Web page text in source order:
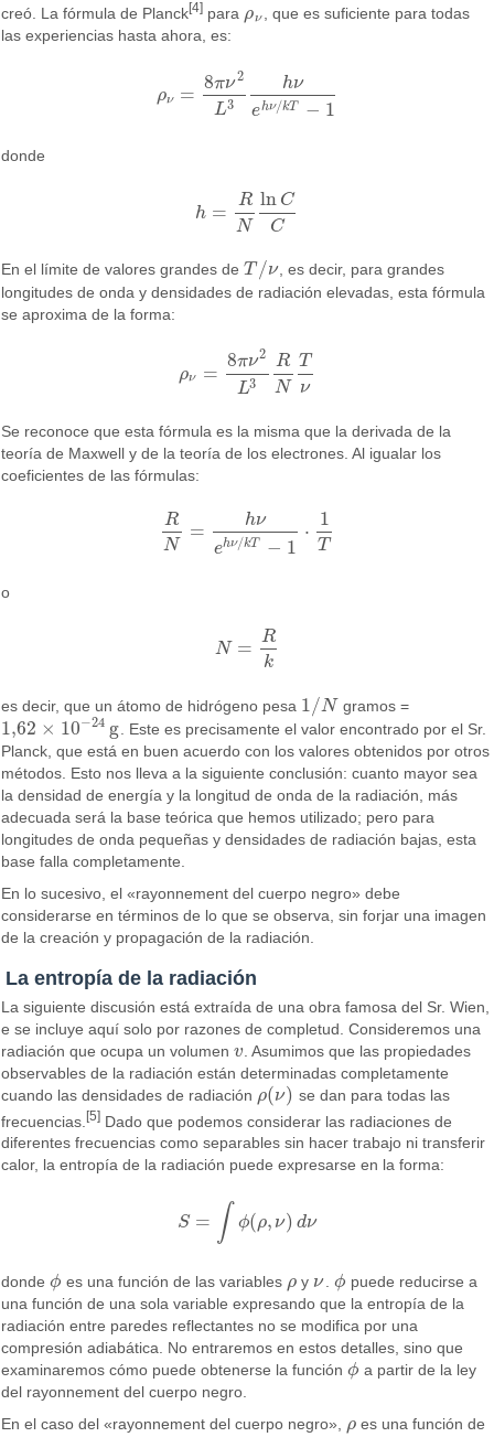
creó. La fórmula de Planck[4] para ρν
ρν , que es suficiente para todas
las experiencias hasta ahora, es:
ρν =
8πν2
L3
hν
ehν/kT − 1
ρ ν=8 πν2L3hνehν/kT−1
donde
h =
R
N
ln C
C
h= RNlnCC
En el límite de valores grandes deT/ν
T/ν
, es decir, para grandes
longitudes de onda y densidades de radiación elevadas, esta fórmula
se aproxima de la forma:
ρν =
8πν2
L3
R
N
T
ν
ρ =8 πν2L3RNTν
Se reconoce que esta fórmula es la misma que la derivada de la
teoría de Maxwell y de la teoría de los electrones. Al igualar los
coeficientes de las fórmulas:
R
N
=
hν
ehν/kT − 1
⋅
1
T
R N= hνehν/kT−1⋅1 T
o
N =
R
k
N=R k
es decir, que un átomo de hidrógeno pesa 1/N
1/N gramos =
1,62 × 10−24 g
1,62× 10 −24 g
. Este es precisamente el valor encontrado por el Sr.
Planck, que está en buen acuerdo con los valores obtenidos por otros
métodos. Esto nos lleva a la siguiente conclusión: cuanto mayor sea
la densidad de energía y la longitud de onda de la radiación, más
adecuada será la base teórica que hemos utilizado; pero para
longitudes de onda pequeñas y densidades de radiación bajas, esta
base falla completamente.
En lo sucesivo, el «rayonnement del cuerpo negro» debe
considerarse en términos de lo que se observa, sin forjar una imagen
de la creación y propagación de la radiación.
La entropía de la radiación
La siguiente discusión está extraída de una obra famosa del Sr. Wien,
e se incluye aquí solo por razones de completud. Consideremos una
radiación que ocupa un volumenv
v . Asumimos que las propiedades
observables de la radiación están determinadas completamente
cuando las densidades de radiación ρ(ν)
ρ( ν)
se dan para todas las
frecuencias.[5] Dado que podemos considerar las radiaciones de
diferentes frecuencias como separables sin hacer trabajo ni transferir
calor, la entropía de la radiación puede expresarse en la forma:
S = ∫ ϕ(ρ, ν) dν
S =∫ ϕ(ρ, ν)dν
dondeϕ
ϕ es una función de las variables ρ
ρ y ν
ν ϕ
ϕ puede reducirse a
una función de una sola variable expresando que la entropía de la
radiación entre paredes reflectantes no se modifica por una
compresión adiabática. No entraremos en estos detalles, sino que
examinaremos cómo puede obtenerse la funciónϕ
ϕ a partir de la ley
del rayonnement del cuerpo negro.
En el caso del «rayonnement del cuerpo negro», ρ
ρ es una función de